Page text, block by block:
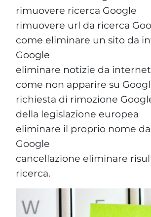
rimuovere ricerca Google
rimuovere url da ricerca
come eliminare un sito da
Google
eliminare notizie da internet
come non apparire su
richiesta di rimozione
della legislazione europea
eliminare il proprio nome
Google
cancellazione eliminare
ricerca.